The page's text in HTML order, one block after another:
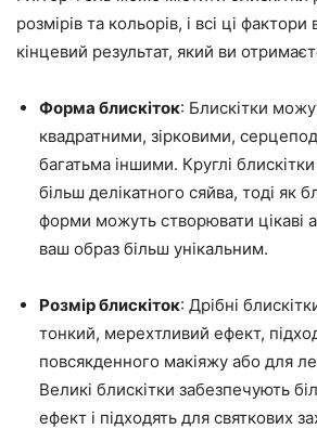
розмірів та кольорів, і всі ці
кінцевий результат, який ви
Форма блискіток: Блискітки
квадратними, зірковими,
багатьма іншими. Круглі
більш делікатного сяйва, тоді як
форми можуть створювати цікаві
ваш образ більш унікальним.
Розмір блискіток: Дрібні
тонкий, мерехтливий ефект,
повсякденного макіяжу або для
Великі блискітки забезпечують
ефект і підходять для святкових